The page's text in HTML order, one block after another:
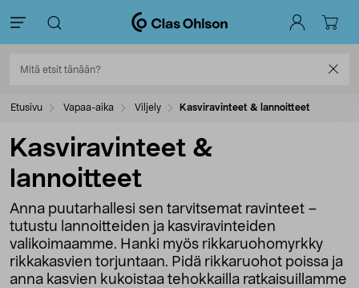
Etusivu Vapaa-aika Viljely Kasviravinteet & lannoitteet
Kasviravinteet &
lannoitteet
Anna puutarhallesi sen tarvitsemat ravinteet –
tutustu lannoitteiden ja kasviravinteiden
valikoimaamme. Hanki myös rikkaruohomyrkky
rikkakasvien torjuntaan. Pidä rikkaruohot poissa ja
anna kasvien kukoistaa tehokkailla ratkaisuillamme